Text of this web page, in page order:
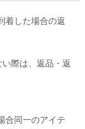
着した場合の返
際は、返品・返
合同一のアイテ